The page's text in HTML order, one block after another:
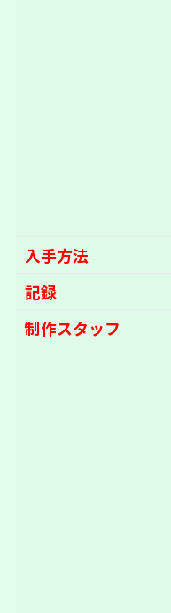
入手方法
記録
制作スタッフ